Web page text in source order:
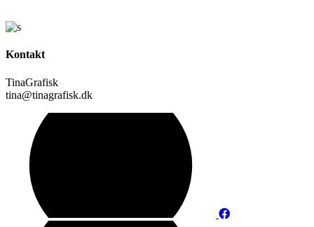
Kontakt
TinaGrafisk
tina@tinagrafisk.dk